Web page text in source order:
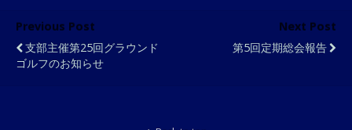
Previous Post
支部主催第25回グラウンド
ゴルフのお知らせ
Next Post
第5回定期総会報告